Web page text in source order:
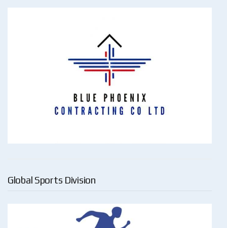
Global Sports Division